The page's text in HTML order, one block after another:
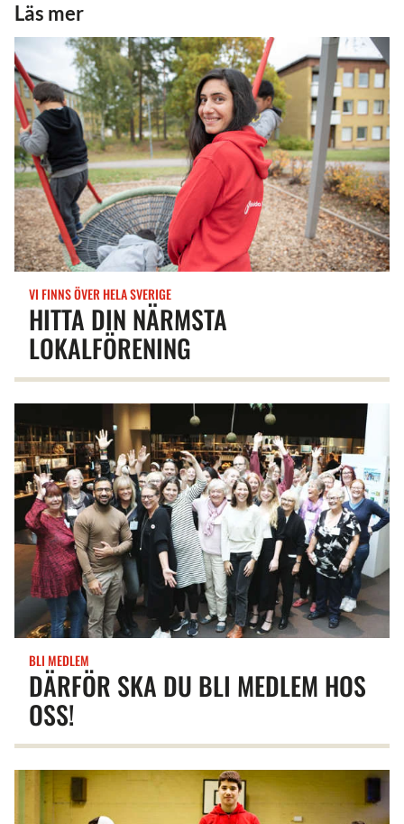
Läs mer
HITTA DIN NÄRMSTA
LOKALFÖRENING
VI FINNS ÖVER HELA SVERIGE
DÄRFÖR SKA DU BLI MEDLEM HOS
OSS!
BLI MEDLEM